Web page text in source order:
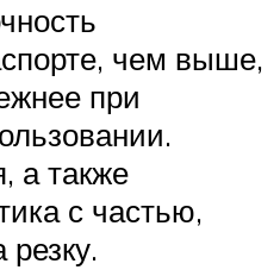
чем выше,
при
а также
с частью,
резку.